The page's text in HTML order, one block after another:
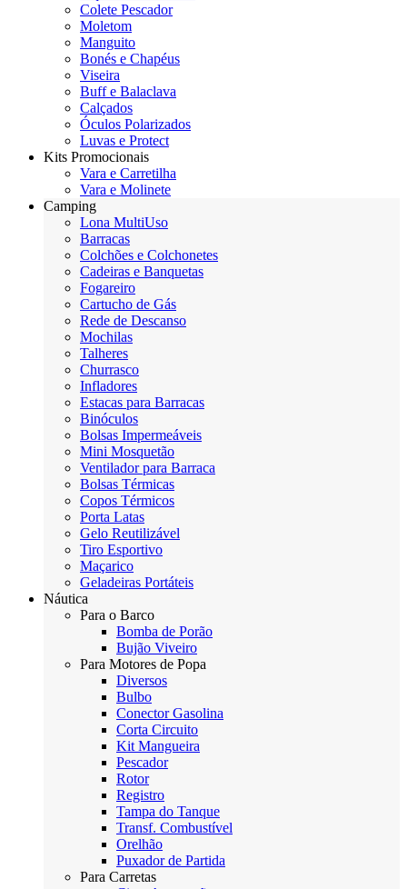
Colete Pescador
Moletom
Manguito
Bonés e Chapéus
Viseira
Buff e Balaclava
Calçados
Óculos Polarizados
Luvas e Protect
Kits Promocionais
Vara e Carretilha
Vara e Molinete
Camping
Lona MultiUso
Barracas
Colchões e Colchonetes
Cadeiras e Banquetas
Fogareiro
Cartucho de Gás
Rede de Descanso
Mochilas
Talheres
Churrasco
Infladores
Estacas para Barracas
Binóculos
Bolsas Impermeáveis
Mini Mosquetão
Ventilador para Barraca
Bolsas Térmicas
Copos Térmicos
Porta Latas
Gelo Reutilizável
Tiro Esportivo
Maçarico
Geladeiras Portáteis
Náutica
Para o Barco
Bomba de Porão
Bujão Viveiro
Para Motores de Popa
Diversos
Bulbo
Conector Gasolina
Corta Circuito
Kit Mangueira
Pescador
Rotor
Registro
Tampa do Tanque
Transf. Combustível
Orelhão
Puxador de Partida
Para Carretas